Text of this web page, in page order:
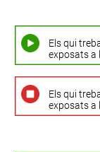
Els qui
exposats a
Els qui
exposats a